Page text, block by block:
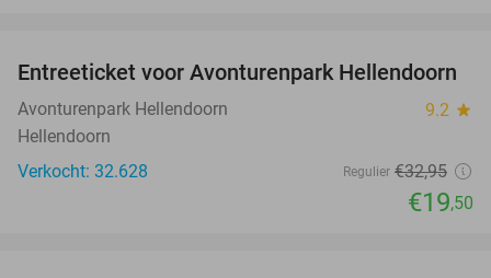
41%
Entreeticket voor Avonturenpark Hellendoorn
Avonturenpark Hellendoorn 9.2 star
Hellendoorn
Verkocht: 32.628
Regulier €32,95
€19,50